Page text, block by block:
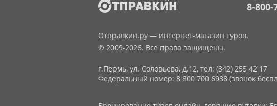
8-800-
Отправкин.ру — интернет-магазин туров.
© 2009-2026. Все права защищены.
г.Пермь, ул. Соловьева, д.12, тел: (342) 255 42 17
Федеральный номер: 8 800 700 6988 (звонок